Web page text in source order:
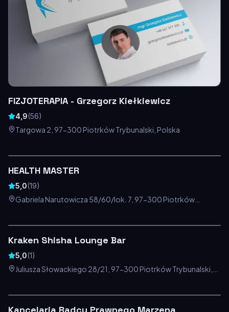
FIZJOTERAPIA - Grzegorz Kiełkiewicz
4,9(56)
Targowa 2, 97-300 Piotrków Trybunalski, Polska
HEALTH MASTER
5,0(19)
Gabriela Narutowicza 58/60/lok. 7, 97-300 Piotrków
Kraken Shisha Lounge Bar
5,0(1)
Juliusza Słowackiego 28/21, 97-300 Piotrków Trybunalski,
Kancelaria Radcy Prawnego Marzena